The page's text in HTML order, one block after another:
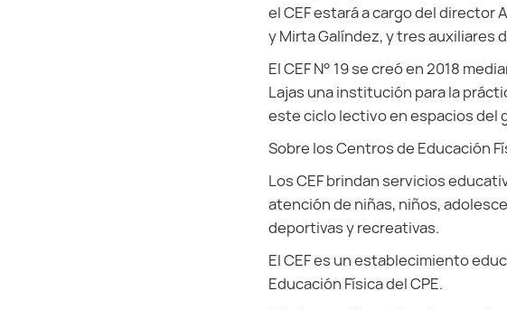
el CEF estará a cargo del director
y Mirta Galíndez, y tres auxiliares
El CEF N° 19 se creó en 2018
Lajas una institución para la
este ciclo lectivo en espacios del
Sobre los Centros de Educación
Los CEF brindan servicios
atención de niñas, niños,
deportivas y recreativas.
El CEF es un establecimiento
Educación Física del CPE.